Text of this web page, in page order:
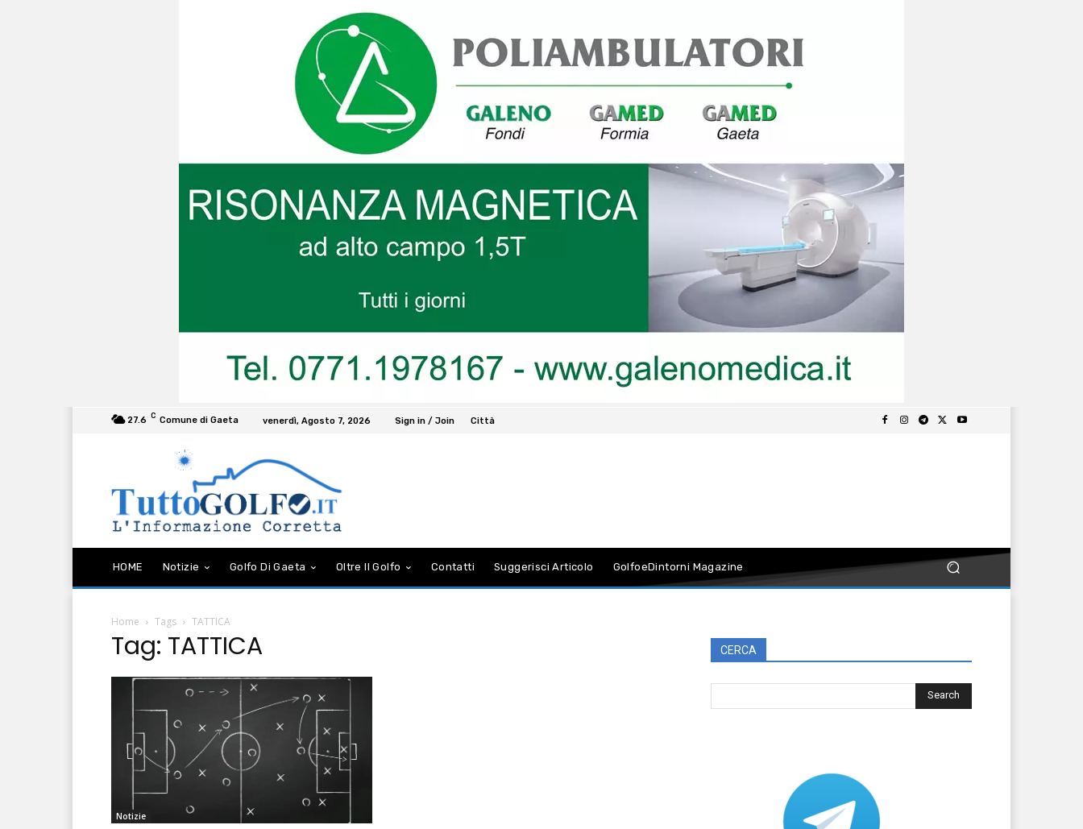
27.6 C Comune di Gaeta venerdì, Agosto 7, 2026 Sign in / Join Città
HOME Notizie Golfo Di Gaeta Oltre Il Golfo Contatti Suggerisci Articolo GolfoeDintorni Magazine
Home Tags TATTICA
Tag: TATTICA
Notizie
CERCA